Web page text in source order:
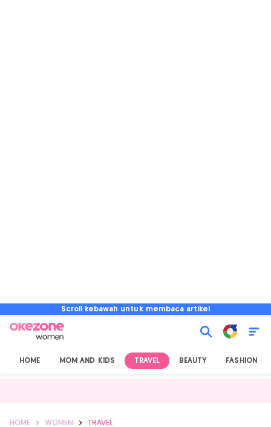
Scroll kebawah untuk membaca artikel
HOME MOM AND KIDS TRAVEL BEAUTY FASHION
HOME WOMEN TRAVEL